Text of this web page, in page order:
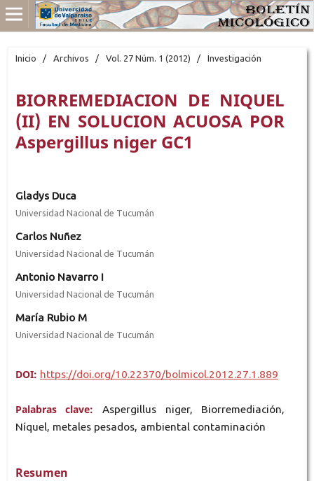
Inicio / Archivos / Vol. 27 Núm. 1 (2012) / Investigación
BIORREMEDIACION DE NIQUEL
(II) EN SOLUCION ACUOSA POR
Aspergillus niger GC1
Gladys Duca
Universidad Nacional de Tucumán
Carlos Nuñez
Universidad Nacional de Tucumán
Antonio Navarro I
Universidad Nacional de Tucumán
María Rubio M
Universidad Nacional de Tucumán
DOI: https://doi.org/10.22370/bolmicol.2012.27.1.889
Palabras clave: Aspergillus niger, Biorremediación,
Níquel, metales pesados, ambiental contaminación
Resumen